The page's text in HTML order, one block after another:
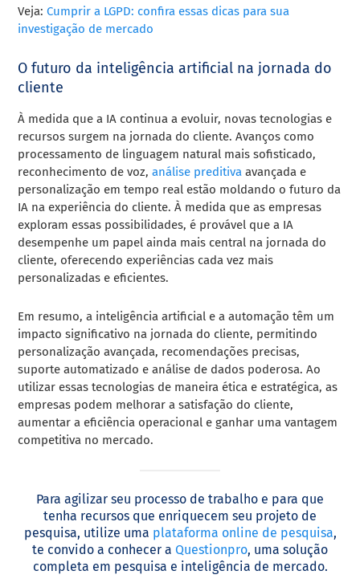
Veja:Cumprir a LGPD: confira essas dicas para sua
investigação de mercado
O futuro da inteligência artificial na jornada do
cliente
À medida que a IA continua a evoluir, novas tecnologias e
recursos surgem na jornada do cliente. Avanços como
processamento de linguagem natural mais sofisticado,
reconhecimento de voz,análise preditiva avançada e
personalização em tempo real estão moldando o futuro da
IA na experiência do cliente. À medida que as empresas
exploram essas possibilidades, é provável que a IA
desempenhe um papel ainda mais central na jornada do
cliente, oferecendo experiências cada vez mais
personalizadas e eficientes.
Em resumo, a inteligência artificial e a automação têm um
impacto significativo na jornada do cliente, permitindo
personalização avançada, recomendações precisas,
suporte automatizado e análise de dados poderosa. Ao
utilizar essas tecnologias de maneira ética e estratégica, as
empresas podem melhorar a satisfação do cliente,
aumentar a eficiência operacional e ganhar uma vantagem
competitiva no mercado.
Para agilizar seu processo de trabalho e para que
tenha recursos que enriquecem seu projeto de
pesquisa, utilize uma plataforma online de pesquisa,
te convido a conhecer a Questionpro, uma solução
completa em pesquisa e inteligência de mercado.